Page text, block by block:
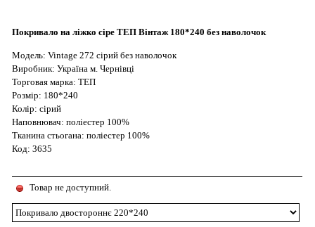
Покривало на ліжко сіре ТЕП Вінтаж 180*240 без наволочок
Модель: Vintage 272 сірий без наволочок
Виробник: Україна м. Чернівці
Торговая марка: ТЕП
Розмір: 180*240
Колір: сірий
Наповнювач: поліестер 100%
Тканина стьогана: поліестер 100%
Код: 3635
Товар не доступний.